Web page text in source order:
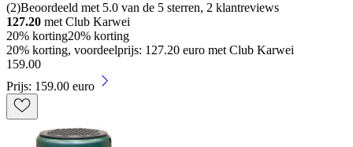
(2)Beoordeeld met 5.0 van de 5 sterren, 2 klantreviews
127.20 met Club Karwei
20% korting20% korting
20% korting, voordeelprijs: 127.20 euro met Club Karwei
159.00
Prijs: 159.00 euro